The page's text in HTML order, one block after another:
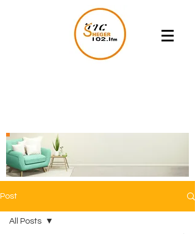
Post
All Posts